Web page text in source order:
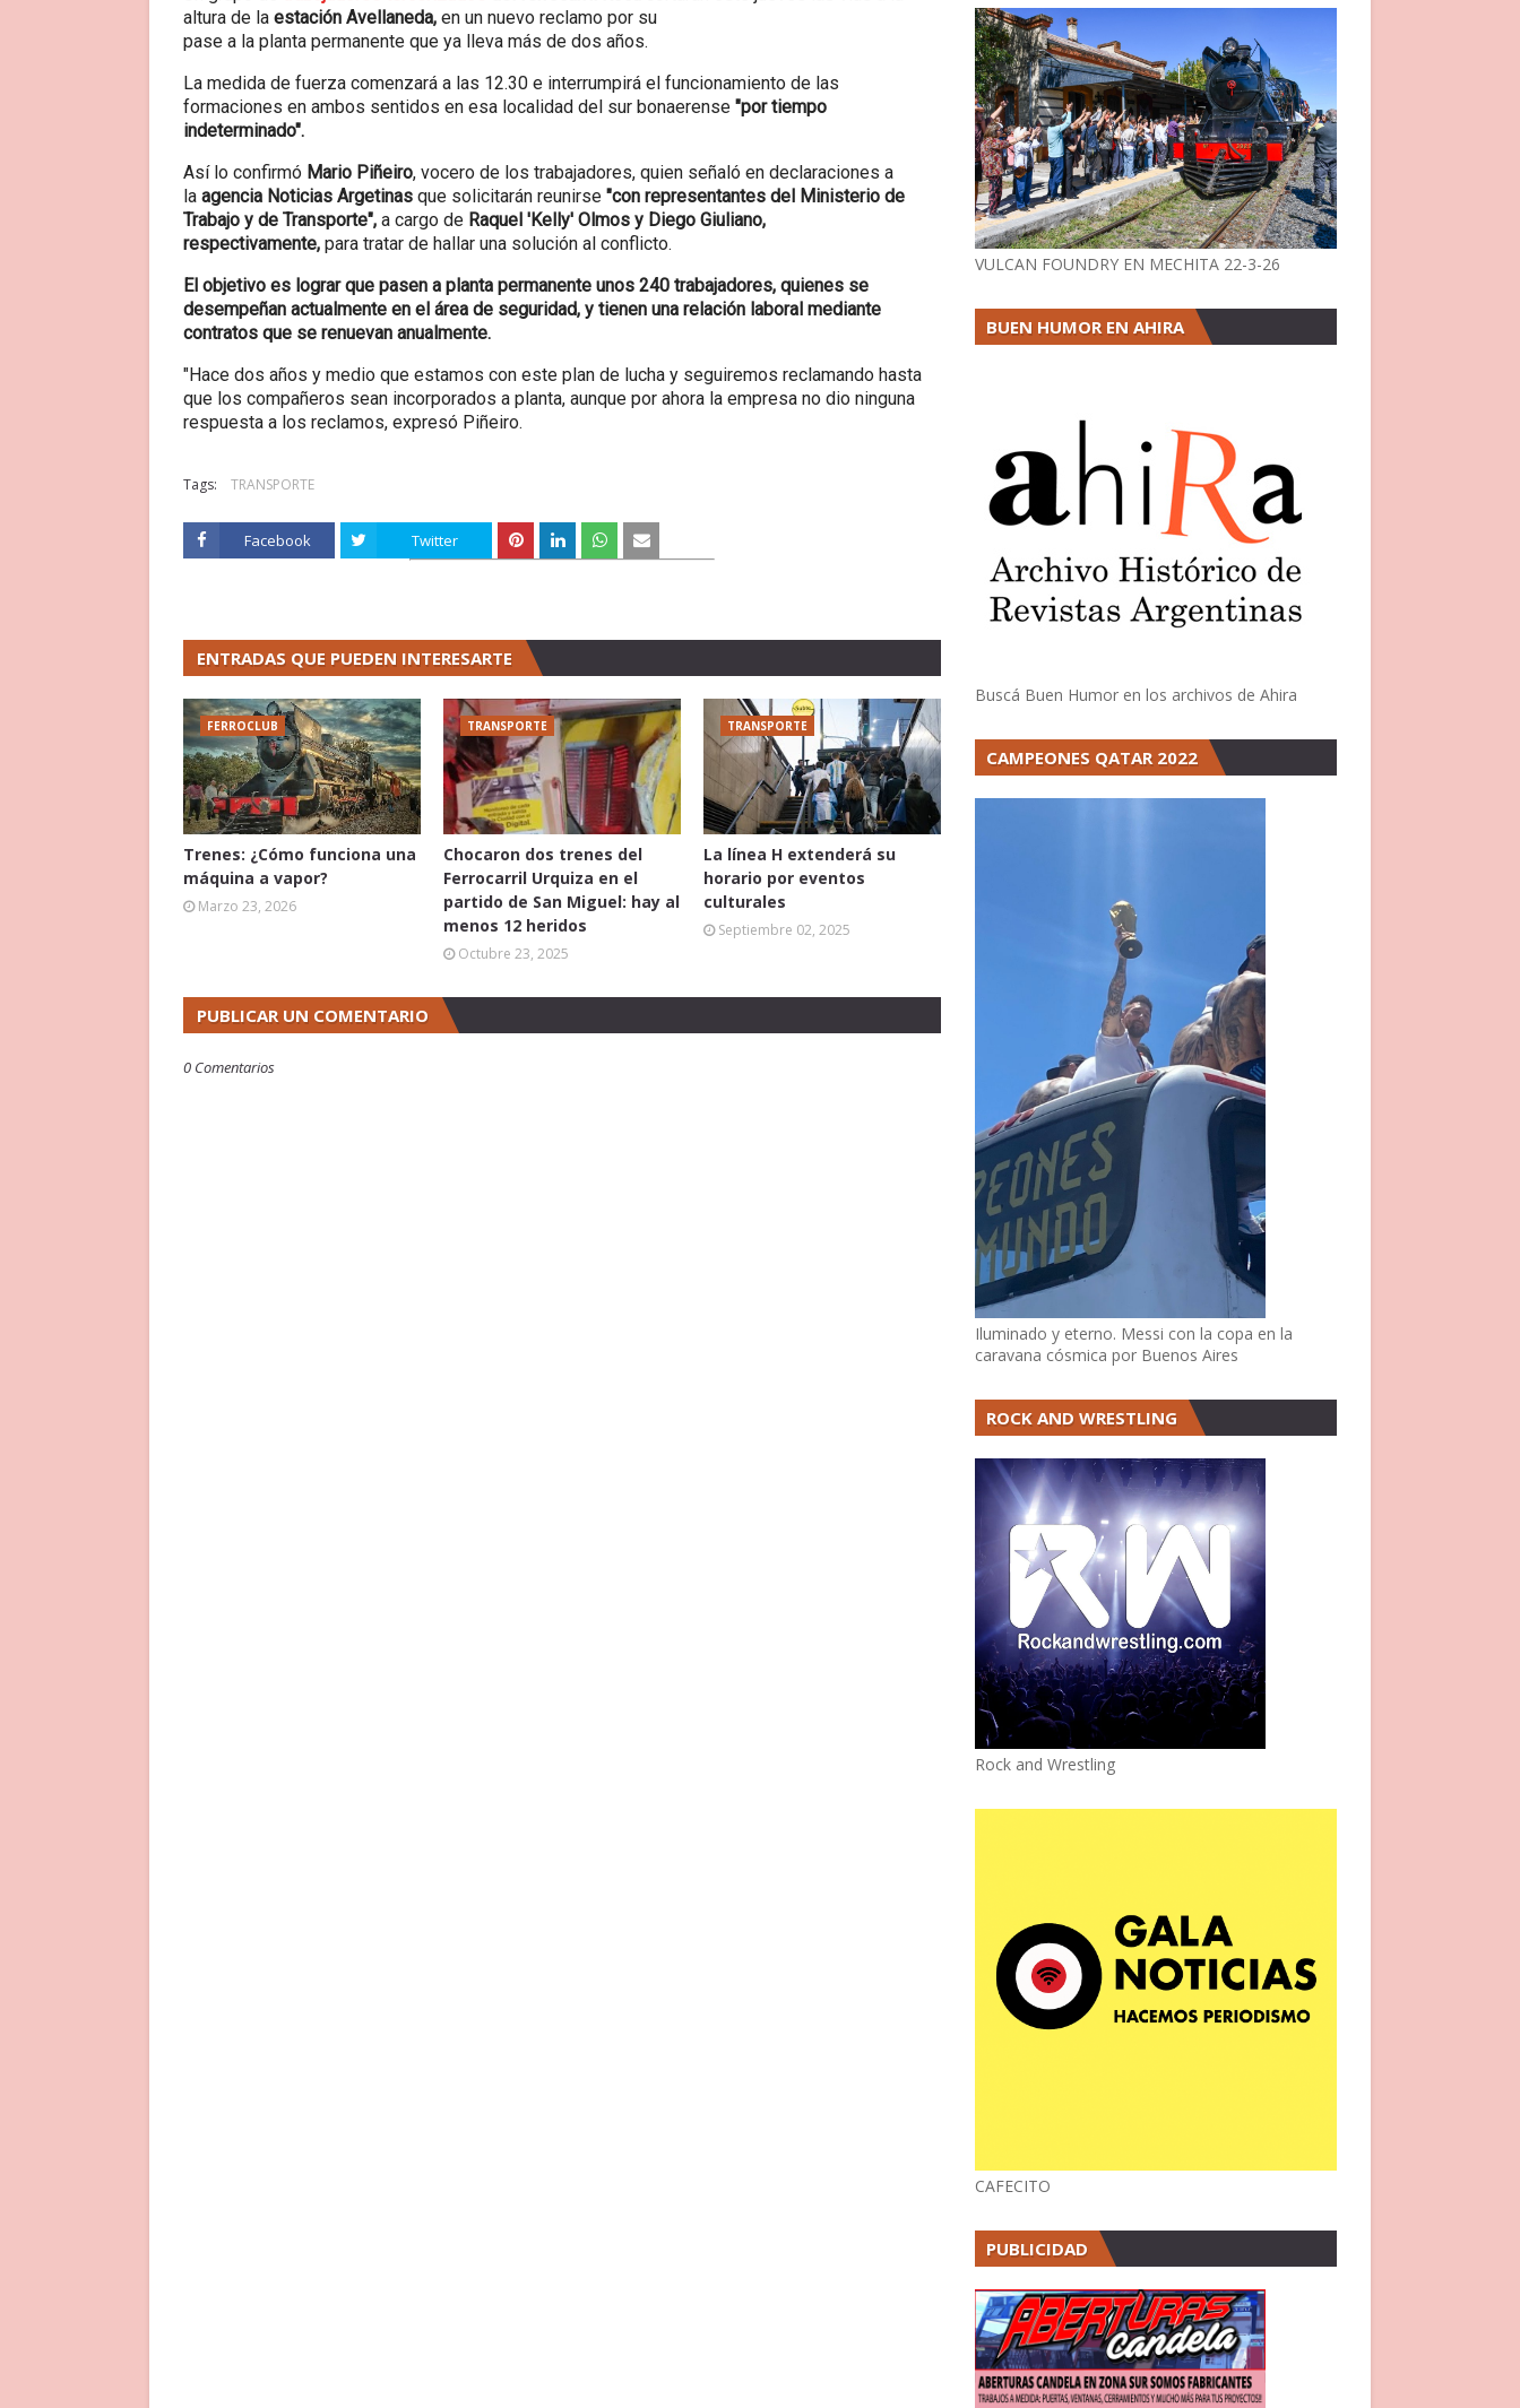
altura de la estación Avellaneda, en un nuevo reclamo por su
pase a la planta permanente que ya lleva más de dos años.
La medida de fuerza comenzará a las 12.30 e interrumpirá el funcionamiento de las
formaciones en ambos sentidos en esa localidad del sur bonaerense "por tiempo
indeterminado".
Así lo confirmó Mario Piñeiro, vocero de los trabajadores, quien señaló en declaraciones a
la agencia Noticias Argetinas que solicitarán reunirse "con representantes del Ministerio de
Trabajo y de Transporte", a cargo de Raquel 'Kelly' Olmos y Diego Giuliano,
respectivamente, para tratar de hallar una solución al conflicto.
El objetivo es lograr que pasen a planta permanente unos 240 trabajadores, quienes se
desempeñan actualmente en el área de seguridad, y tienen una relación laboral mediante
contratos que se renuevan anualmente.
"Hace dos años y medio que estamos con este plan de lucha y seguiremos reclamando hasta
que los compañeros sean incorporados a planta, aunque por ahora la empresa no dio ninguna
respuesta a los reclamos, expresó Piñeiro.
Tags: TRANSPORTE
Facebook Twitter
ENTRADAS QUE PUEDEN INTERESARTE
FERROCLUB
Trenes: ¿Cómo funciona una
máquina a vapor?
Marzo 23, 2026
TRANSPORTE
Chocaron dos trenes del
Ferrocarril Urquiza en el
partido de San Miguel: hay al
menos 12 heridos
Octubre 23, 2025
TRANSPORTE
La línea H extenderá su
horario por eventos
culturales
Septiembre 02, 2025
PUBLICAR UN COMENTARIO
0 Comentarios
VULCAN FOUNDRY EN MECHITA 22-3-26
BUEN HUMOR EN AHIRA
Buscá Buen Humor en los archivos de Ahira
CAMPEONES QATAR 2022
Iluminado y eterno. Messi con la copa en la
caravana cósmica por Buenos Aires
ROCK AND WRESTLING
Rock and Wrestling
CAFECITO
PUBLICIDAD